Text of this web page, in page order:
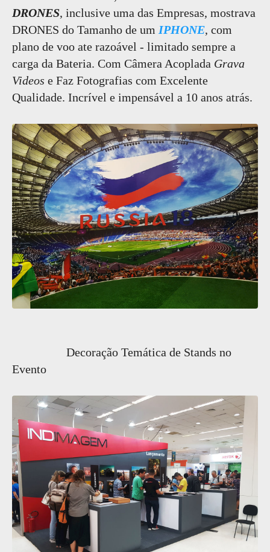
DRONES, inclusive uma das Empresas, mostrava
DRONES do Tamanho de um IPHONE, com
plano de voo ate razoável - limitado sempre a
carga da Bateria. Com Câmera Acoplada Grava
Videos e Faz Fotografias com Excelente
Qualidade. Incrível e impensável a 10 anos atrás.
Decoração Temática de Stands no
Evento